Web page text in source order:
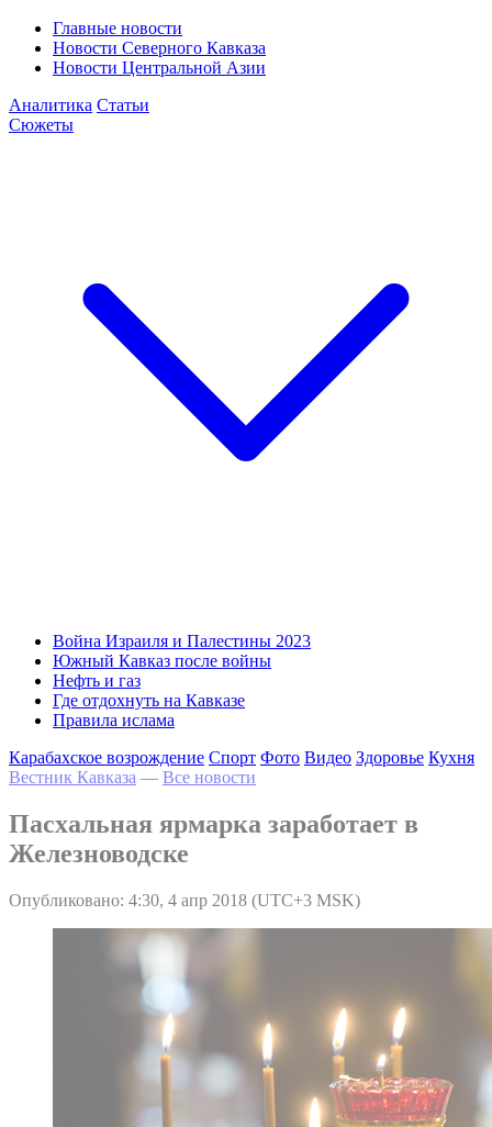
Главные новости
Новости Северного Кавказа
Новости Центральной Азии
Аналитика Статьи
Сюжеты
Война Израиля и Палестины 2023
Южный Кавказ после войны
Нефть и газ
Где отдохнуть на Кавказе
Правила ислама
Карабахское возрождение Спорт Фото Видео Здоровье Кухня
Вестник Кавказа — Все новости
Пасхальная ярмарка заработает в
Железноводске
Опубликовано: 4:30, 4 апр 2018 (UTC+3 MSK)